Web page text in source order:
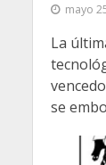
mayo
La
se